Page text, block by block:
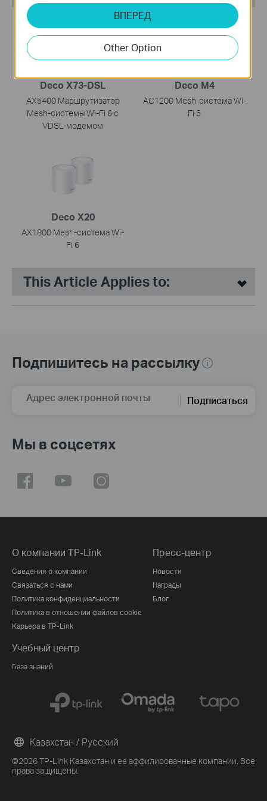
Deco X73-DSL
AX5400 Маршрутизатор
Mesh-системы Wi-Fi 6 с
VDSL-модемом
НОВИНКА
Deco M4
AC1200 Mesh-система Wi-
Fi 5
Deco X20
AX1800 Mesh-система Wi-
Fi 6
This Article Applies to:
Подпишитесь на рассылку
Адрес электронной почты Подписаться
Мы в соцсетях
О компании TP-Link
Сведения о компании
Связаться с нами
Политика конфиденциальности
Политика в отношении файлов cookie
Карьера в TP-Link
Пресс-центр
Новости
Награды
Блог
Учебный центр
База знаний
©2026 TP-Link Казахстан и ее аффилированные компании. Все
права защищены.
Казахстан / Русский
ВПЕРЕД
Other Option